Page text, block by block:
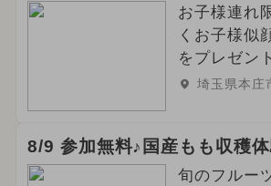
お子様連れ
くお子様似
をプレゼント
埼玉県本庄
8/9 参加無料♪国産もも収穫
旬のフルー